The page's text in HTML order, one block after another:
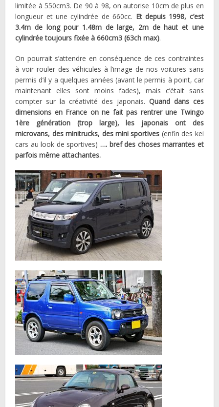
limitée à 550cm3. De 90 à 98, on autorise 10cm de plus en
longueur et une cylindrée de 660cc. Et depuis 1998, c’est
3.4m de long pour 1.48m de large, 2m de haut et une
cylindrée toujours fixée à 660cm3 (63ch max).
On pourrait s’attendre en conséquence de ces contraintes
à voir rouler des véhicules à l’image de nos voitures sans
permis d’il y a quelques années (avant le permis à point, car
maintenant elles sont moins fades), mais c’était sans
compter sur la créativité des japonais. Quand dans ces
dimensions en France on ne fait pas rentrer une Twingo
1ère génération (trop large), les japonais ont des
microvans, des minitrucks, des mini sportives (enfin des kei
cars au look de sportives) …. bref des choses marrantes et
parfois même attachantes.